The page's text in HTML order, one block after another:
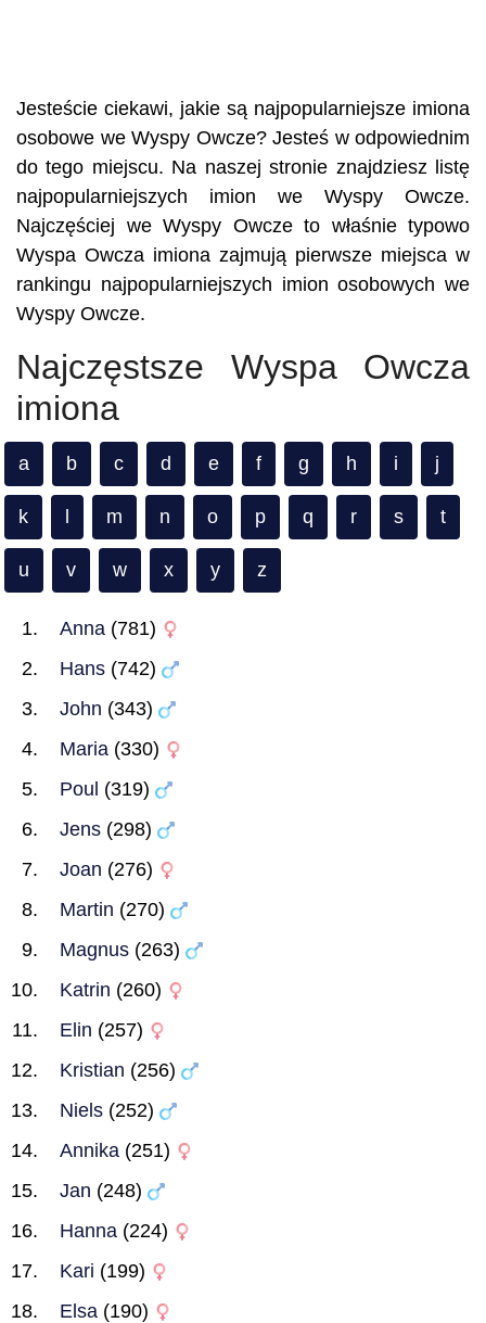
Jesteście ciekawi, jakie są najpopularniejsze imiona
osobowe we Wyspy Owcze? Jesteś w odpowiednim
do tego miejscu. Na naszej stronie znajdziesz listę
najpopularniejszych imion we Wyspy Owcze.
Najczęściej we Wyspy Owcze to właśnie typowo
Wyspa Owcza imiona zajmują pierwsze miejsca w
rankingu najpopularniejszych imion osobowych we
Wyspy Owcze.
Najczęstsze Wyspa Owcza
imiona
a b c d e f g h i j
k m n o p q r s t
u v w x y z
Anna (781)
Hans (742)
John (343)
Maria (330)
Poul (319)
Jens (298)
Joan (276)
Martin (270)
Magnus (263)
Katrin (260)
Elin (257)
Kristian (256)
Niels (252)
Annika (251)
Jan (248)
Hanna (224)
Kari (199)
Elsa (190)